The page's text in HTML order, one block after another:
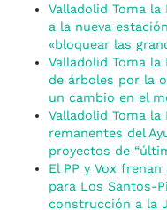
Valladolid Toma
a la nueva
«bloquear las
Valladolid Toma la
de árboles por la
un cambio en el
Valladolid Toma la
remanentes del
proyectos de
El PP y Vox
para Los Santos-
construcción a la